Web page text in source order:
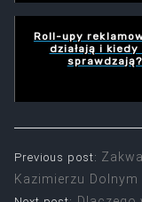
Roll-upy
działają i kiedy
sprawdzają?
Nawigacja
wpisu
Previous post:
Kazimierzu Dolnym